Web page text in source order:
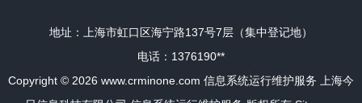
地址：上海市虹口区海宁路137号7层（集中登记地）
电话：1376190**
Copyright © 2026 www.crminone.com 信息系统运行维护服务
上海今